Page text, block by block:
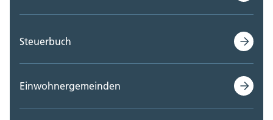
Steuerbuch
Einwohnergemeinden